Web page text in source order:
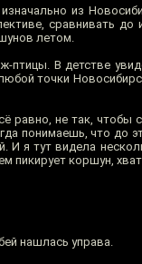
из
сравнивать до
летом.
птицы. В детстве
точки
не так, чтобы
понимаешь, что до
я тут видела
пикирует коршун,
нашлась управа.